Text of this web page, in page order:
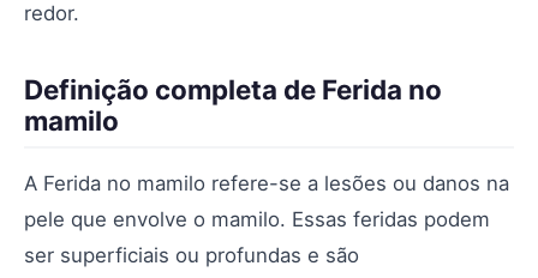
redor.
Definição completa de Ferida no
mamilo
A Ferida no mamilo refere-se a lesões ou danos na
pele que envolve o mamilo. Essas feridas podem
ser superficiais ou profundas e são